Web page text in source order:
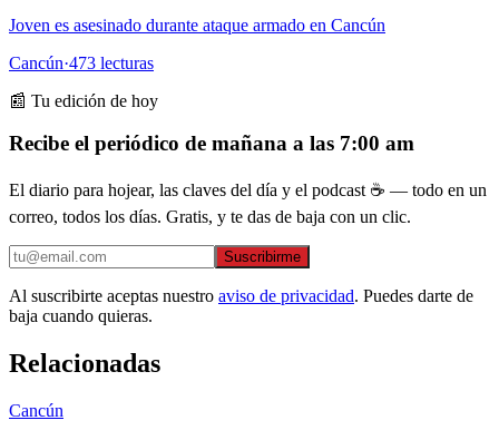
Joven es asesinado durante ataque armado en Cancún
Cancún·473 lecturas
📰 Tu edición de hoy
Recibe el periódico de mañana a las 7:00 am
El diario para hojear, las claves del día y el podcast ☕ — todo en un
correo, todos los días. Gratis, y te das de baja con un clic.
Suscribirme
Al suscribirte aceptas nuestro aviso de privacidad. Puedes darte de
baja cuando quieras.
Relacionadas
Cancún